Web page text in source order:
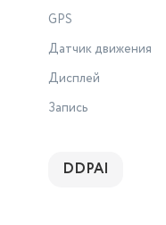
GPS
Датчик движения
Дисплей
Запись
DDPAI